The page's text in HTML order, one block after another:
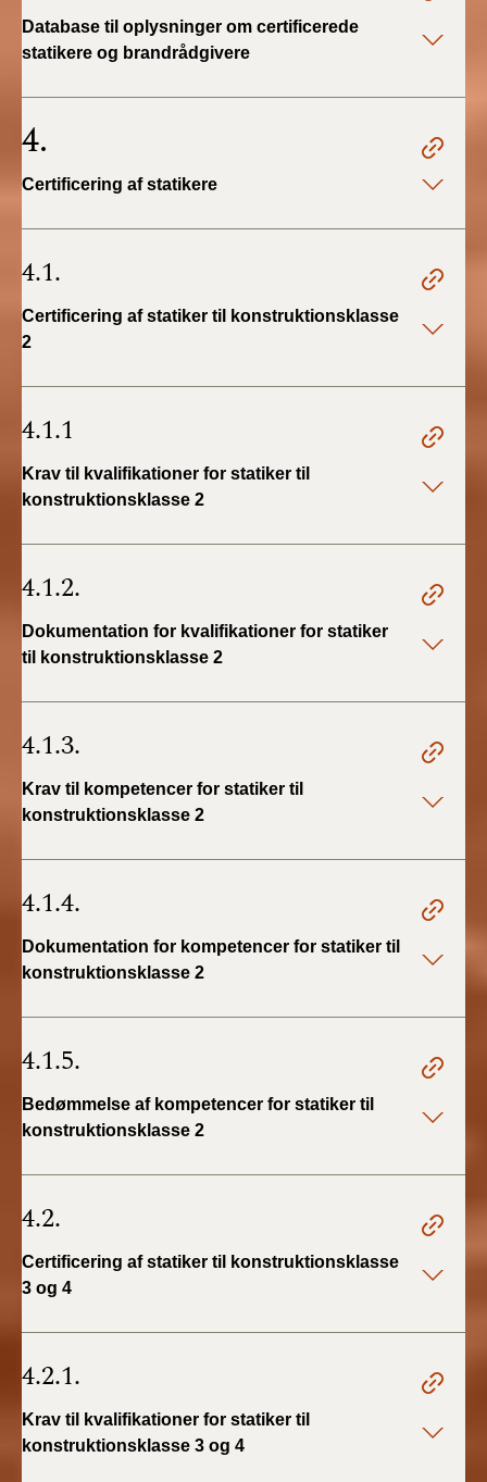
Database til oplysninger om certificerede
statikere og brandrådgivere
4.
Certificering af statikere
4.1.
Certificering af statiker til konstruktionsklasse
2
4.1.1
Krav til kvalifikationer for statiker til
konstruktionsklasse 2
4.1.2.
Dokumentation for kvalifikationer for statiker
til konstruktionsklasse 2
4.1.3.
Krav til kompetencer for statiker til
konstruktionsklasse 2
4.1.4.
Dokumentation for kompetencer for statiker til
konstruktionsklasse 2
4.1.5.
Bedømmelse af kompetencer for statiker til
konstruktionsklasse 2
4.2.
Certificering af statiker til konstruktionsklasse
3 og 4
4.2.1.
Krav til kvalifikationer for statiker til
konstruktionsklasse 3 og 4